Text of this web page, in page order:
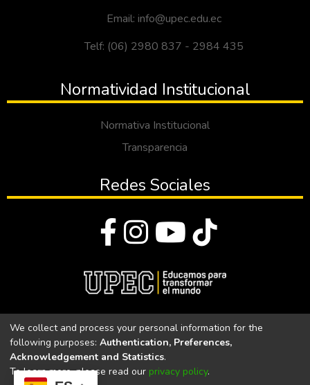
Email: info@upec.edu.ec
Telf: (06) 2980 837 - 2984 435
Normatividad Institucional
Normativa Institucional
Transparencia
Redes Sociales
Universidad Politécnica Estatal del Carchi
Universidad Politécnica Estatal del Carchi | Acreditada por el
We collect and process your personal information for the
following purposes: Authentication, Preferences,
Acknowledgement and Statistics.
To learn more, please read our privacy policy.